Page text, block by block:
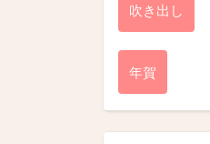
吹き出し
年賀